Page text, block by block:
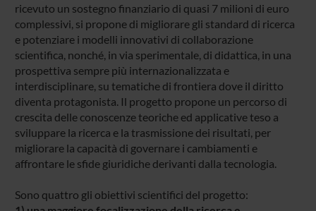
ricevuto un sostegno finanziario di quasi 7 milioni di euro
complessivi, si propone di migliorare gli standard di ricerca
e potenziare i modelli innovativi di collaborazione
scientifica, nonché, in via sperimentale, di didattica, in una
prospettiva sempre più internazionalizzata e
interdisciplinare, su tematiche di frontiera dove il diritto
diventa protagonista. Il progetto propone un percorso di
crescita delle conoscenze teoriche ed applicative teso a
sviluppare la ricerca e la trasmissione dei risultati, per
migliorare la capacità di governare i cambiamenti e
affrontare le sfide giuridiche derivanti dalla tecnologia.
Sono quattro gli obiettivi scientifici del progetto: